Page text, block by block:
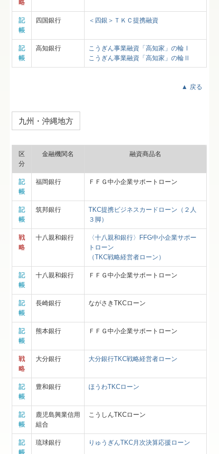
略
記
帳
四国銀行 ＜四銀＞ＴＫＣ提携融資
記
帳
高知銀行
こうぎん事業融資「高知家」の輪Ⅰ
こうぎん事業融資「高知家」の輪Ⅱ
▲ 戻る
九州・沖縄地方
区
分
金融機関名 融資商品名
記
帳
福岡銀行 ＦＦＧ中小企業サポートローン
記
帳
筑邦銀行
TKC提携ビジネスカードローン（２人
３脚）
戦
略
十八親和銀行
〈十八親和銀行〉FFG中小企業サポー
トローン
（TKC戦略経営者ローン）
記
帳
十八親和銀行 ＦＦＧ中小企業サポートローン
記
帳
長崎銀行 ながさきTKCローン
記
帳
熊本銀行 ＦＦＧ中小企業サポートローン
戦
略
大分銀行 大分銀行TKC戦略経営者ローン
記
帳
豊和銀行 ほうわTKCローン
記
帳
鹿児島興業信用
組合
こうしんTKCローン
記
帳
琉球銀行 りゅうぎんTKC月次決算応援ローン